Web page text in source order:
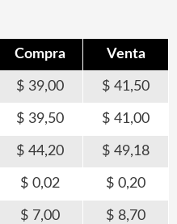
Compra Venta
39,00 41,50
39,50 41,00
44,20 49,18
0,02 0,20
7,00 8,70